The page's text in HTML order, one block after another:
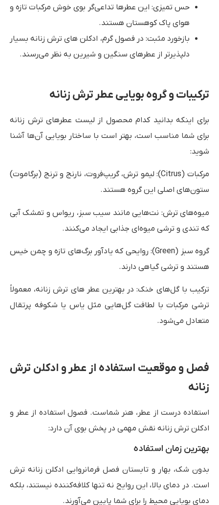
حس تمیزی: این عطرها تداعی‌گر بوی خوش مرکبات تازه و
هوای پاک کوهستان هستند.
بازخورد مثبت: در فصول گرم، ادکلن های ترش زنانه بسیار
دلپذیرتر از عطرهای سنگین و شیرین به نظر می‌رسند.
ترکیبات و گروه بویایی عطر ترش زنانه
برای اینکه بدانید کدام محصول از لیست عطرهای ترش زنانه
برای شما مناسب است، بهتر است با ساختار بویایی آن‌ها آشنا
شوید:
مرکبات (Citrus): لیمو ترش، گریپ‌فروت، نارنج و ترنج (برگاموت)
ستون‌های اصلی این گروه هستند.
میوه‌های ترش: نت‌هایی مانند سیب سبز، ریواس و تمشک آبی
که تندی و ترشی میوه‌ای جذابی ایجاد می‌کنند.
گروه سبز (Green): روایحی که یادآور برگ‌های تازه و چمن خیس
هستند و ترشی گیاهی دارند.
ترکیب با گل‌های خنک: در بهترین عطر های ترش زنانه، معمولاً
ترشی مرکبات با لطافت گل‌هایی مثل یاس یا شکوفه پرتقال
متعادل می‌شود.
فصل و موقعیت استفاده از عطر و ادکلن ترش
زنانه
استفاده درست از عطر، هنر شماست. فصول استفاده از عطر و
ادکلن ترش زنانه نقش مهمی در پخش بوی آن دارد:
بهترین زمان استفاده
بدون شک، بهار و تابستان فصل فرمانروایی ادکلن زنانه ترش
است. در دمای بالا، این روایح نه تنها کلافه‌کننده نیستند، بلکه
دمای بویایی محیط را برای شما پایین می‌آورند.